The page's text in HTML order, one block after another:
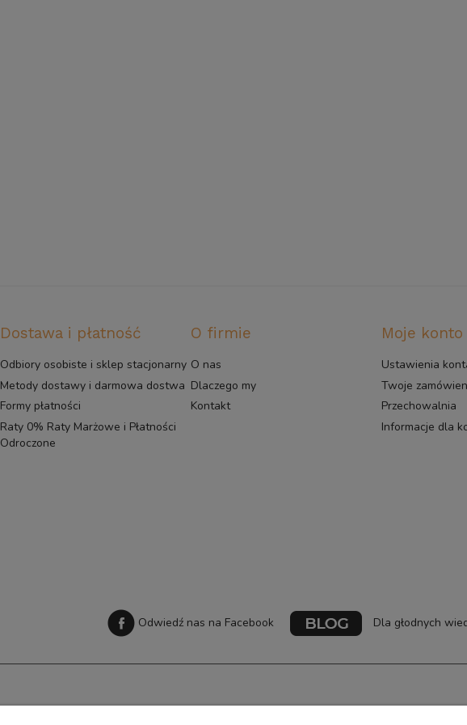
Dostawa i płatność
Odbiory osobiste i sklep stacjonarny
Metody dostawy i darmowa dostwa
Formy płatności
Raty 0% Raty Marżowe i Płatności
Odroczone
O firmie
O nas
Dlaczego my
Kontakt
Moje konto
Ustawienia
Twoje
Przechowalnia
Informacje dla
Odwiedź nas na Facebook Dla głodnych